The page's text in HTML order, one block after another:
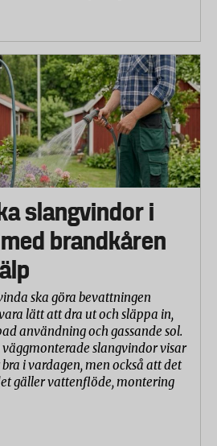
slangvindor i
brandkåren
ska göra bevattningen
lätt att dra ut och släppa in,
användning och gassande sol.
väggmonterade slangvindor visar
i vardagen, men också att det
gäller vattenflöde, montering